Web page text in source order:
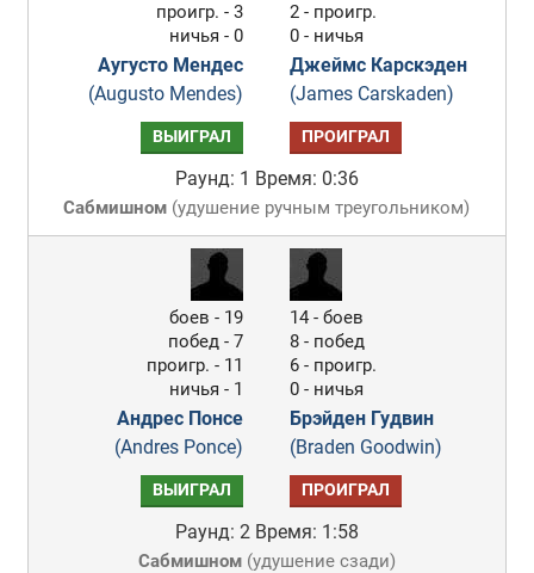
проигр. - 3
ничья - 0
Аугусто Мендес
(Augusto Mendes)
2 - проигр.
0 - ничья
Джеймс Карскэден
(James Carskaden)
ВЫИГРАЛ ПРОИГРАЛ
Раунд: 1 Время: 0:36
Сабмишном (удушение ручным треугольником)
боев - 19
побед - 7
проигр. - 11
ничья - 1
Андрес Понсе
(Andres Ponce)
14 - боев
8 - побед
6 - проигр.
0 - ничья
Брэйден Гудвин
(Braden Goodwin)
ВЫИГРАЛ ПРОИГРАЛ
Раунд: 2 Время: 1:58
Сабмишном(удушение сзади)